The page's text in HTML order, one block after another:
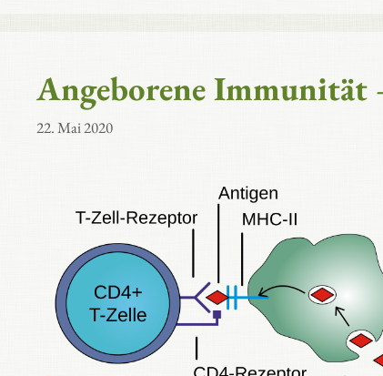
Angeborene Immunität
22. Mai 2020